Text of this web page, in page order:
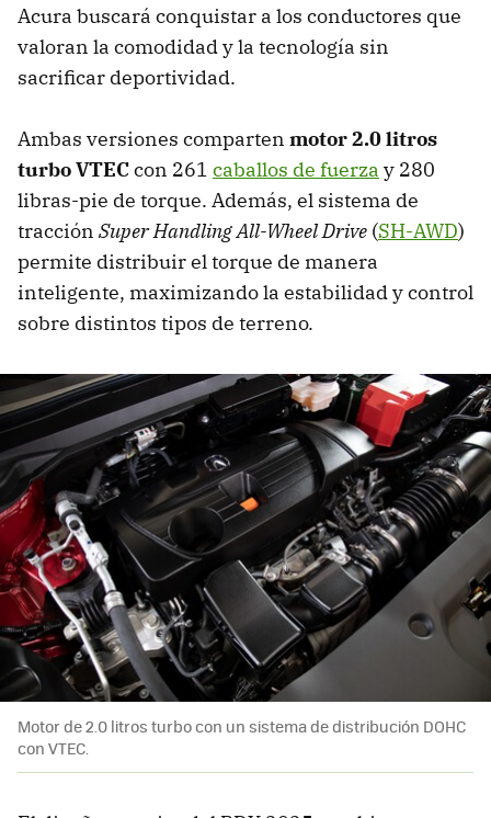
Acura buscará conquistar a los conductores que
valoran la comodidad y la tecnología sin
sacrificar deportividad.
Ambas versiones comparten motor 2.0 litros
turbo VTECcon 261 caballos de fuerza y 280
libras-pie de torque. Además, el sistema de
tracción Super Handling All-Wheel Drive (SH-AWD)
permite distribuir el torque de manera
inteligente, maximizando la estabilidad y control
sobre distintos tipos de terreno.
Motor de 2.0 litros turbo con un sistema de distribución DOHC
con VTEC.